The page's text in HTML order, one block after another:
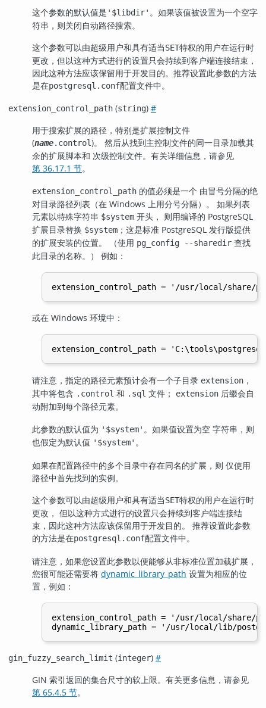
这个参数的默认值是 '$libdir' 。如果该值被设置为一个空字
符串，则关闭自动路径搜索。
这个参数可以由超级用户和具有适当SET特权的用户在运行时
更改，但以这种方式进行的设置只会持续到客户端连接结束，
因此这种方法应该保留用于开发目的。推荐设置此参数的方法
是在postgresql.conf配置文件中。
extension_control_path (string) #
用于搜索扩展的路径，特别是扩展控制文件
(name.control)。 然后从找到主控制文件的同一目录加载其
余的扩展脚本和 次级控制文件。有关详细信息，请参见
第 36.17.1 节。
extension_control_path 的值必须是一个 由冒号分隔的绝
对目录路径列表（在 Windows 上用分号分隔）。 如果列表
元素以特殊字符串 $system 开头， 则用编译的 PostgreSQL
扩展目录替换 $system ；这是标准 PostgreSQL 发行版提供
的扩展安装的位置。 （使用 pg_config --sharedir 查找
此目录的名称。） 例如：
或在 Windows 环境中：
请注意，指定的路径元素预计会有一个子目录 extension ，
其中将包含 .control 和 .sql 文件； extension 后缀会自
动附加到每个路径元素。
此参数的默认值为 '$system' 。如果值设置为空 字符串，则
也假定为默认值 '$system' 。
如果在配置路径中的多个目录中存在同名的扩展，则 仅使用
路径中首先找到的实例。
这个参数可以由超级用户和具有适当SET特权的用户在运行时
更改， 但以这种方式进行的设置只会持续到客户端连接结
束，因此这种方法应该保留用于开发目的。 推荐设置此参数
的方法是在postgresql.conf配置文件中。
请注意，如果您设置此参数以便能够从非标准位置加载扩展，
您很可能还需要将 dynamic_library_path 设置为相应的位
置，例如：
extension_control_path = '/usr/local/share/
gin_fuzzy_search_limit (integer) #
GIN 索引返回的集合尺寸的软上限。有关更多信息，请参见
第 65.4.5 节。